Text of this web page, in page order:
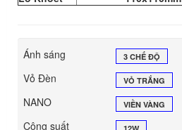
Ánh sáng 3 CHẾ ĐỘ
Vỏ Đèn VỎ TRẮNG
NANO VIỀN VÀNG
Công suất